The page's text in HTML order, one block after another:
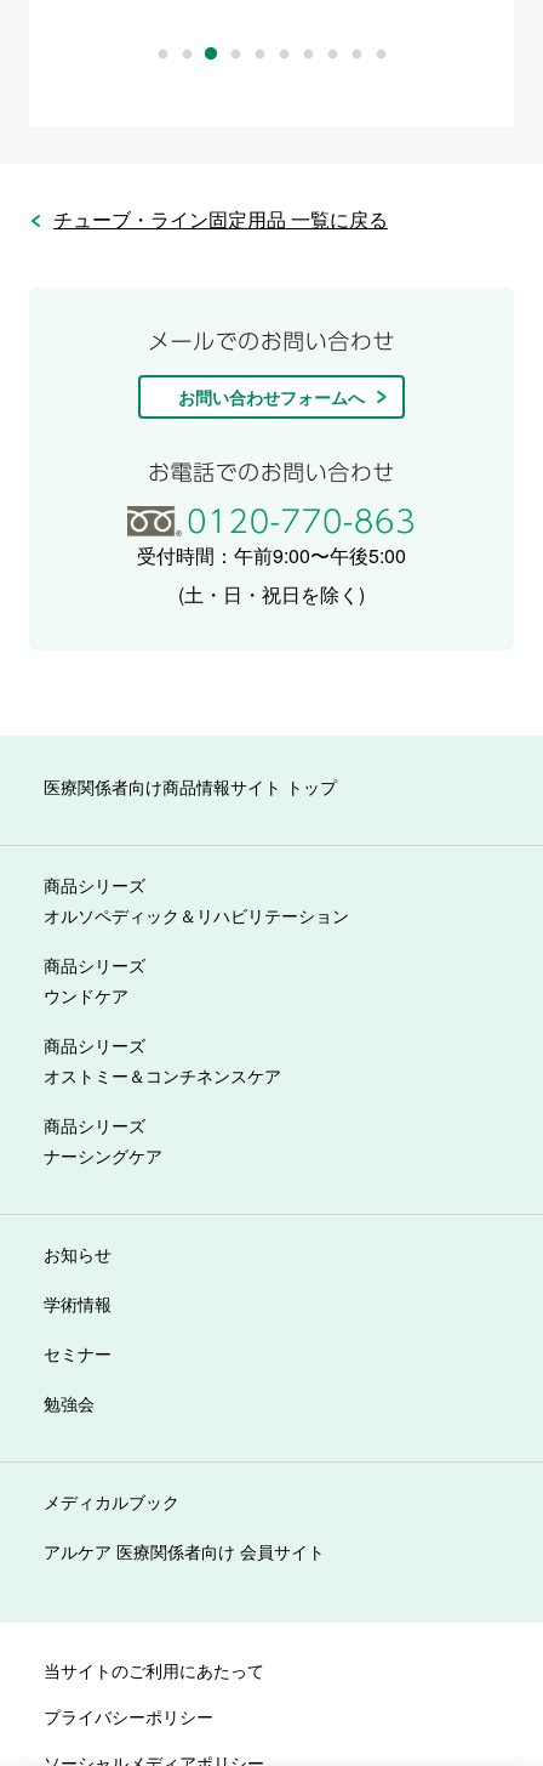
チューブ・ライン固定用品 一覧に戻る
お問い合わせフォームへ
受付時間：午前9:00〜午後5:00
(土・日・祝日を除く)
医療関係者向け商品情報サイト トップ
商品シリーズ
オルソペディック＆リハビリテーション
商品シリーズ
ウンドケア
商品シリーズ
オストミー＆コンチネンスケア
商品シリーズ
ナーシングケア
お知らせ
学術情報
セミナー
勉強会
メディカルブック
アルケア 医療関係者向け 会員サイト
当サイトのご利用にあたって
プライバシーポリシー